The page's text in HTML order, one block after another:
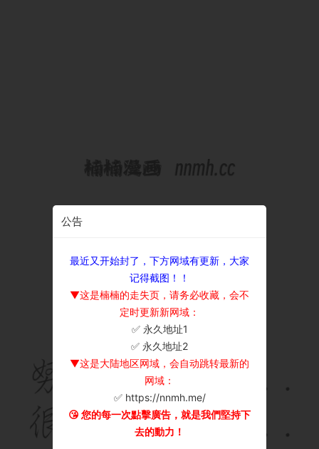
公告
最近又开始封了，下方网域有更新，大家
记得截图！！
▼这是楠楠的走失页，请务必收藏，会不
定时更新新网域：
✅ 永久地址1
✅ 永久地址2
▼这是大陆地区网域，会自动跳转最新的
网域：
✅ https://nnmh.me/
😘 您的每一次點擊廣告，就是我們堅持下
去的動力！